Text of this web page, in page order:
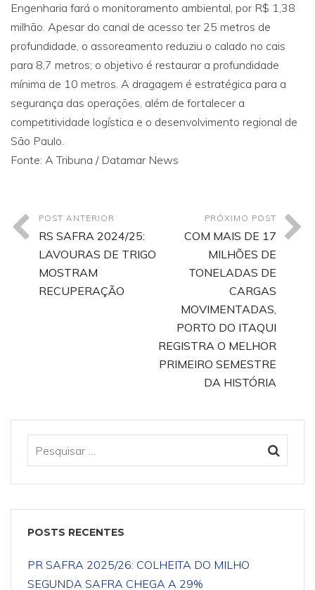
Engenharia fará o monitoramento ambiental, por R$ 1,38
milhão. Apesar do canal de acesso ter 25 metros de
profundidade, o assoreamento reduziu o calado no cais
para 8,7 metros; o objetivo é restaurar a profundidade
mínima de 10 metros. A dragagem é estratégica para a
segurança das operações, além de fortalecer a
competitividade logística e o desenvolvimento regional de
São Paulo.
Fonte: A Tribuna / Datamar News
POST ANTERIOR
RS SAFRA 2024/25:
LAVOURAS DE TRIGO
MOSTRAM
RECUPERAÇÃO
PRÓXIMO POST
COM MAIS DE 17
MILHÕES DE
TONELADAS DE
CARGAS
MOVIMENTADAS,
PORTO DO ITAQUI
REGISTRA O MELHOR
PRIMEIRO SEMESTRE
DA HISTÓRIA
POSTS RECENTES
PR SAFRA 2025/26: COLHEITA DO MILHO
SEGUNDA SAFRA CHEGA A 29%